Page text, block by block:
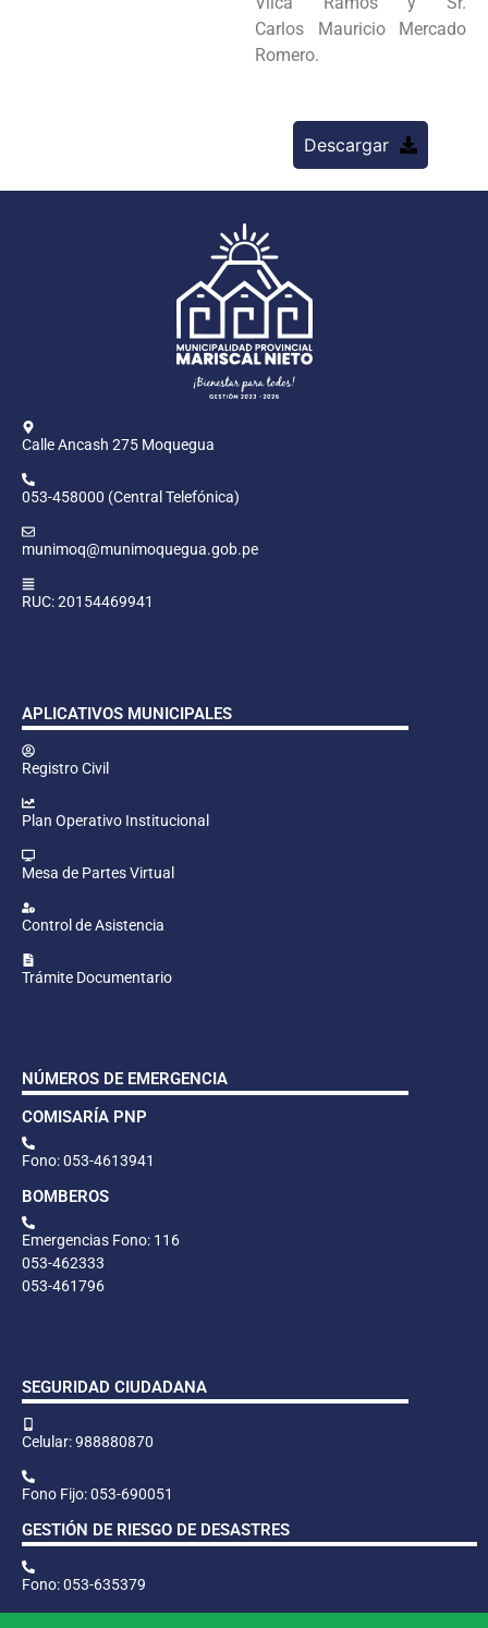
Carlos Mauricio Mercado
Romero.
Descargar
Calle Ancash 275 Moquegua
053-458000 (Central Telefónica)
munimoq@munimoquegua.gob.pe
RUC: 20154469941
APLICATIVOS MUNICIPALES
Registro Civil
Plan Operativo Institucional
Mesa de Partes Virtual
Control de Asistencia
Trámite Documentario
NÚMEROS DE EMERGENCIA
COMISARÍA PNP
Fono: 053-4613941
BOMBEROS
Emergencias Fono: 116
053-462333
053-461796
SEGURIDAD CIUDADANA
Celular: 988880870
Fono Fijo: 053-690051
GESTIÓN DE RIESGO DE DESASTRES
Fono: 053-635379